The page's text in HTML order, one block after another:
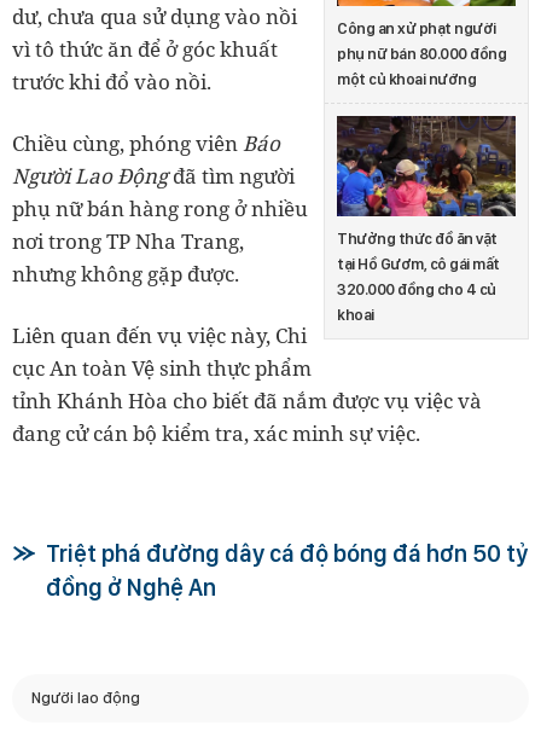
Công an xử phạt người
phụ nữ bán 80.000 đồng
một củ khoai nướng
Thưởng thức đồ ăn vặt
tại Hồ Gươm, cô gái mất
320.000 đồng cho 4 củ
khoai
dư, chưa qua sử dụng vào nồi
vì tô thức ăn để ở góc khuất
trước khi đổ vào nồi.
Chiều cùng, phóng viênBáo
Người Lao Độngđã tìm người
phụ nữ bán hàng rong ở nhiều
nơi trong TP Nha Trang,
nhưng không gặp được.
Liên quan đến vụ việc này, Chi
cục An toàn Vệ sinh thực phẩm
tỉnh Khánh Hòa cho biết đã nắm được vụ việc và
đang cử cán bộ kiểm tra, xác minh sự việc.
Triệt phá đường dây cá độ bóng đá hơn 50 tỷ
đồng ở Nghệ An
Người lao động